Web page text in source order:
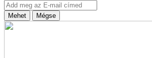
Mehet Mégse